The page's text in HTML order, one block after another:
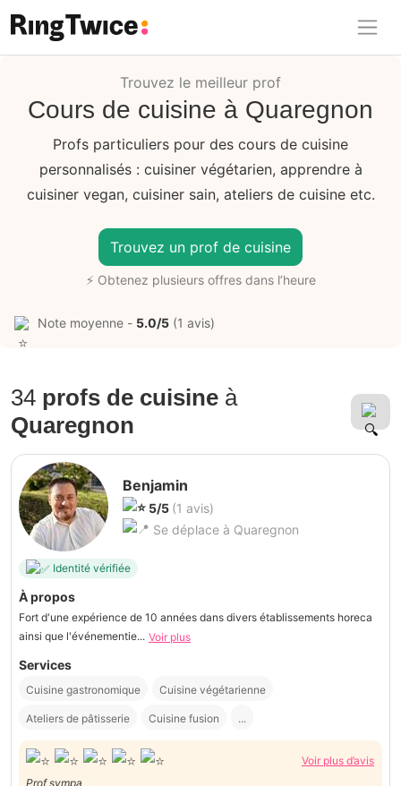
Ring Twice
Trouvez le meilleur prof
Cours de cuisine à Quaregnon
Profs particuliers pour des cours de cuisine
personnalisés : cuisiner végétarien, apprendre à
cuisiner vegan, cuisiner sain, ateliers de cuisine etc.
Trouvez un prof de cuisine
⚡ Obtenez plusieurs offres dans l’heure
Note moyenne - 5.0/5 (1 avis)
34 profs de cuisine à
Quaregnon
Benjamin
5/5 (1 avis)
Se déplace à Quaregnon
Identité vérifiée
À propos
Fort d'une expérience de 10 années dans divers établissements horeca
ainsi que l'événementie... Voir plus
Services
Cuisine gastronomique Cuisine végétarienne
Ateliers de pâtisserie Cuisine fusion ...
Voir plus d’avis
Prof sympa